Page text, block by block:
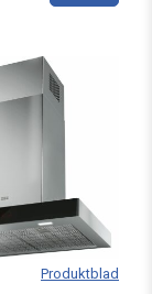
Produktblad